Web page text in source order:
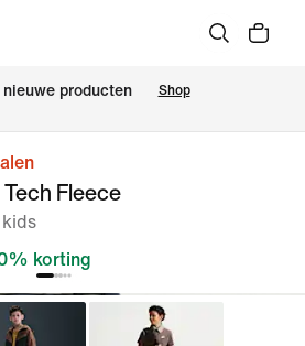
producten Shop
Fleece
korting